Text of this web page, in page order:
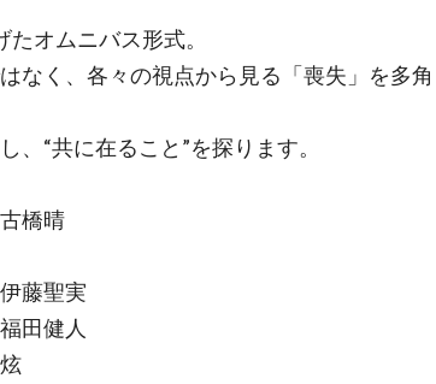
たオムニバス形式。
なく、各々の視点から見る「喪失」を多角
、“共に在ること”を探ります。
橋晴
藤聖実
健人